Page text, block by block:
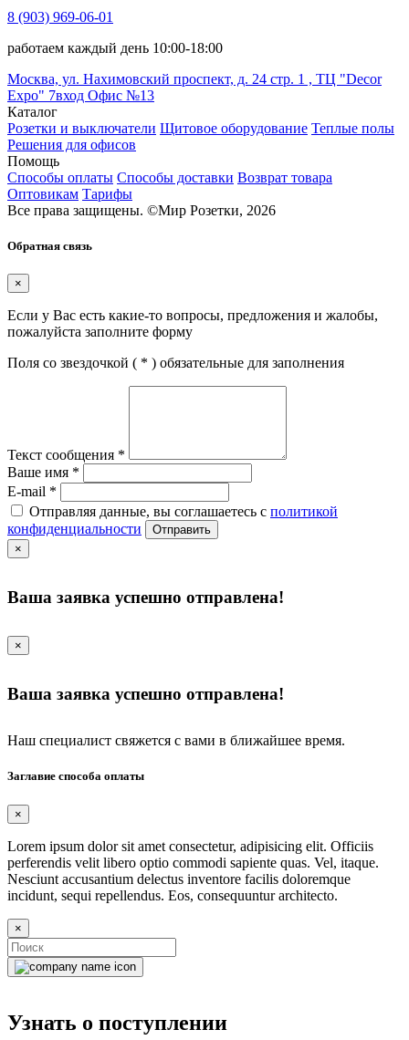
8 (903) 969-06-01
работаем каждый день 10:00-18:00
Москва, ул. Нахимовский проспект, д. 24 стр. 1 , ТЦ "Decor
Expo" 7вход Офис №13
Каталог
Розетки и выключатели Щитовое оборудование Теплые полы
Решения для офисов
Помощь
Способы оплаты Способы доставки Возврат товара
Оптовикам Тарифы
Все права защищены. ©Мир Розетки, 2026
Обратная связь
×
Если у Вас есть какие-то вопросы, предложения и жалобы,
пожалуйста заполните форму
Поля со звездочкой ( * ) обязательные для заполнения
Текст сообщения *
Ваше имя *
E-mail *
Отправляя данные, вы соглашаетесь с политикой
конфиденциальности
Отправить
×
Ваша заявка успешно отправлена!
×
Ваша заявка успешно отправлена!
Наш специалист свяжется с вами в ближайшее время.
Заглавие способа оплаты
×
Lorem ipsum dolor sit amet consectetur, adipisicing elit. Officiis
perferendis velit libero optio commodi sapiente quas. Vel, itaque.
Nesciunt accusantium delectus inventore facilis doloremque
incidunt, sequi repellendus. Eos, consequuntur architecto.
×
Узнать о поступлении